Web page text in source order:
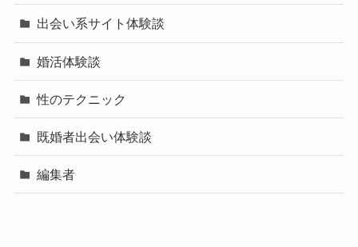
出会い系サイト体験談
婚活体験談
性のテクニック
既婚者出会い体験談
編集者